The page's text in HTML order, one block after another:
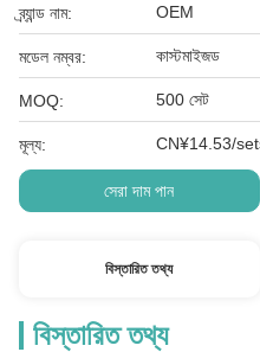
ব্র্যান্ড নাম: OEM
মডেল নম্বর: কাস্টমাইজড
MOQ: 500 সেট
মূল্য: CN¥14.53/
সেরা দাম পান
বিস্তারিত তথ্য
বিস্তারিত তথ্য